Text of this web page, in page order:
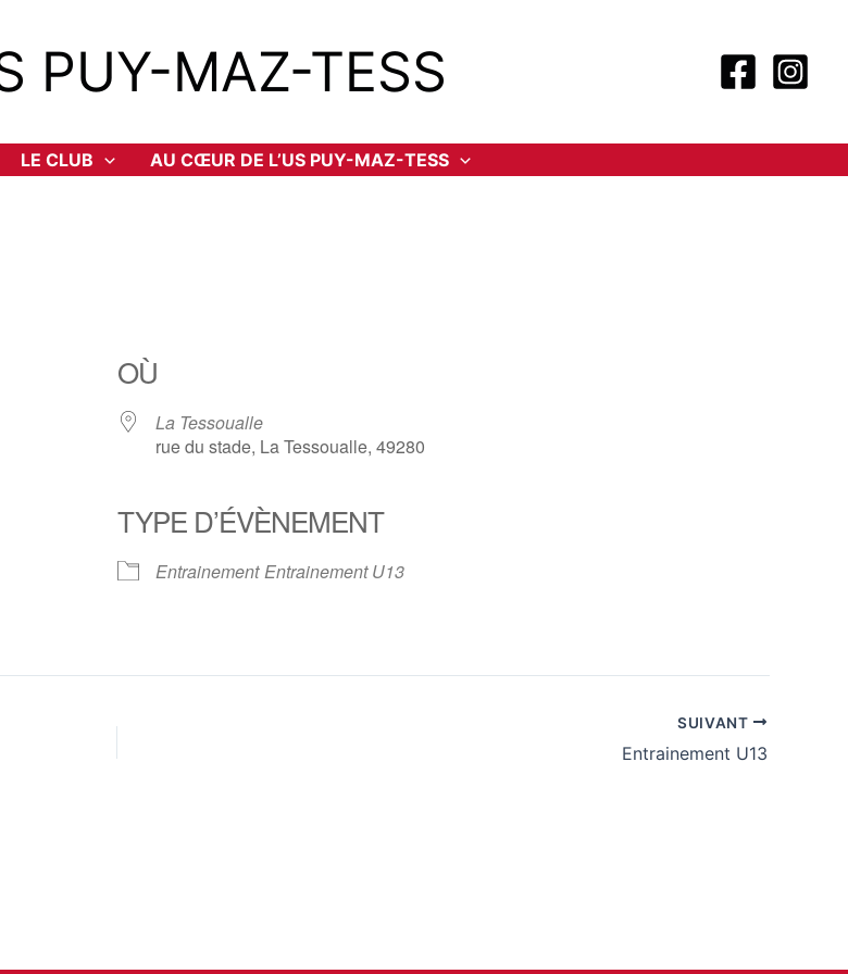
PUY-MAZ-TESS
LE CLUB AU CŒUR DE L’US PUY-MAZ-TESS
OÙ
La Tessoualle
rue du stade, La Tessoualle, 49280
TYPE D’ÉVÈNEMENT
Entrainement Entrainement U13
SUIVANT
Entrainement U13